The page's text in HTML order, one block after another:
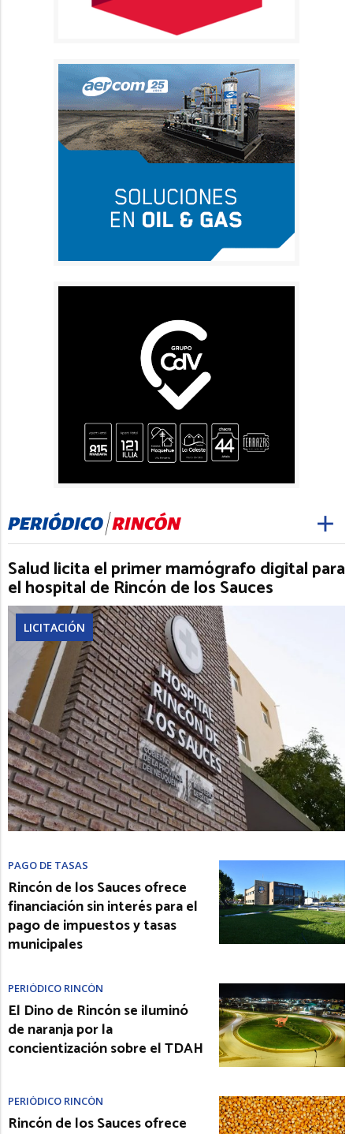
Salud licita el primer mamógrafo digital para
el hospital de Rincón de los Sauces
LICITACIÓN
PAGO DE TASAS
Rincón de los Sauces ofrece
financiación sin interés para el
pago de impuestos y tasas
municipales
PERIÓDICO RINCÓN
El Dino de Rincón se iluminó
de naranja por la
concientización sobre el TDAH
PERIÓDICO RINCÓN
Rincón de los Sauces ofrece